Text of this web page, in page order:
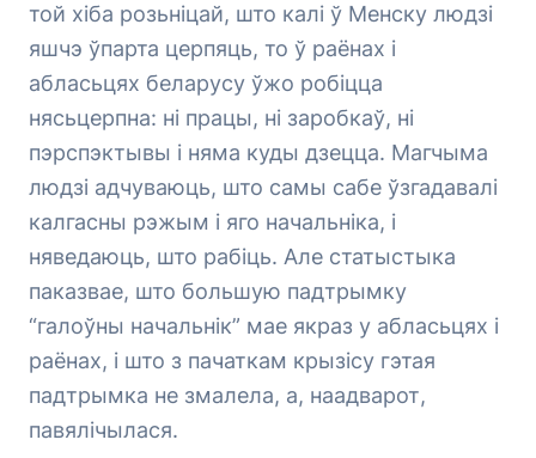
той хіба розьніцай, што калі ў Менску людзі
яшчэ ўпарта церпяць, то ў раёнах і
абласьцях беларусу ўжо робіцца
нясьцерпна: ні працы, ні заробкаў, ні
пэрспэктывы і няма куды дзецца. Магчыма
людзі адчуваюць, што самы сабе ўзгадавалі
калгасны рэжым і яго начальніка, і
няведаюць, што рабіць. Але статыстыка
паказвае, што большую падтрымку
“галоўны начальнік” мае якраз у абласьцях і
раёнах, і што з пачаткам крызісу гэтая
падтрымка не змалела, а, наадварот,
павялічылася.